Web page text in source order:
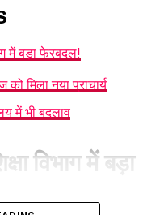
बड़ी उपलब्धि
चुकी है। प्रदेश में वर्ष 2024
में बड़ा फेरबदल!
मिला नया प्राचार्य
में भी बदलाव
विभाग में बड़ा